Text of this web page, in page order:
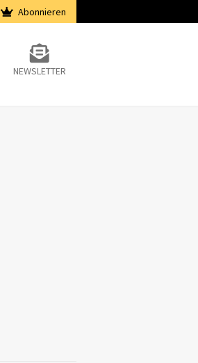
Abonnieren
NEWSLETTER